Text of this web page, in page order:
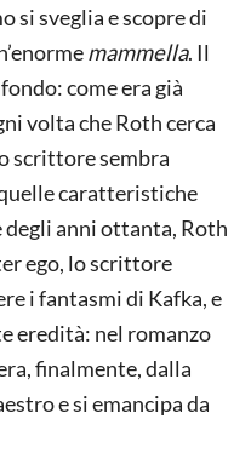
si sveglia e scopre di
mammella. Il
come era già
volta che Roth cerca
scrittore sembra
caratteristiche
degli anni ottanta, Roth
ego, lo scrittore
i fantasmi di Kafka, e
eredità: nel romanzo
finalmente, dalla
e si emancipa da